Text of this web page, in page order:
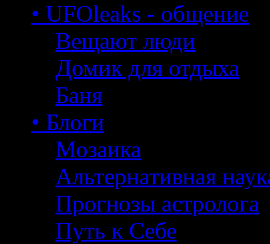
• UFOleaks - общение
Вещают люди
Домик для отдыха
Баня
• Блоги
Мозаика
Альтернативная
Прогнозы астролога
Путь к Себе